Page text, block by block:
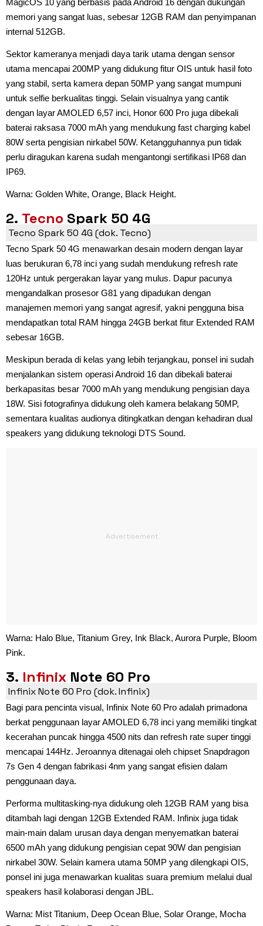
memori yang sangat luas, sebesar 12GB RAM dan penyimpanan
internal 512GB.
Sektor kameranya menjadi daya tarik utama dengan sensor
utama mencapai 200MP yang didukung fitur OIS untuk hasil foto
yang stabil, serta kamera depan 50MP yang sangat mumpuni
untuk selfie berkualitas tinggi. Selain visualnya yang cantik
dengan layar AMOLED 6,57 inci, Honor 600 Pro juga dibekali
baterai raksasa 7000 mAh yang mendukung fast charging kabel
80W serta pengisian nirkabel 50W. Ketangguhannya pun tidak
perlu diragukan karena sudah mengantongi sertifikasi IP68 dan
IP69.
Warna: Golden White, Orange, Black Height.
2. Tecno Spark 50 4G
Tecno Spark 50 4G (dok. Tecno)
Tecno Spark 50 4G menawarkan desain modern dengan layar
luas berukuran 6,78 inci yang sudah mendukung refresh rate
120Hz untuk pergerakan layar yang mulus. Dapur pacunya
mengandalkan prosesor G81 yang dipadukan dengan
manajemen memori yang sangat agresif, yakni pengguna bisa
mendapatkan total RAM hingga 24GB berkat fitur Extended RAM
sebesar 16GB.
Meskipun berada di kelas yang lebih terjangkau, ponsel ini sudah
menjalankan sistem operasi Android 16 dan dibekali baterai
berkapasitas besar 7000 mAh yang mendukung pengisian daya
18W. Sisi fotografinya didukung oleh kamera belakang 50MP,
sementara kualitas audionya ditingkatkan dengan kehadiran dual
speakers yang didukung teknologi DTS Sound.
Warna: Halo Blue, Titanium Grey, Ink Black, Aurora Purple, Bloom
Pink.
3. Infinix Note 60 Pro
Infinix Note 60 Pro (dok. Infinix)
Bagi para pencinta visual, Infinix Note 60 Pro adalah primadona
berkat penggunaan layar AMOLED 6,78 inci yang memiliki tingkat
kecerahan puncak hingga 4500 nits dan refresh rate super tinggi
mencapai 144Hz. Jeroannya ditenagai oleh chipset Snapdragon
7s Gen 4 dengan fabrikasi 4nm yang sangat efisien dalam
penggunaan daya.
Performa multitasking-nya didukung oleh 12GB RAM yang bisa
ditambah lagi dengan 12GB Extended RAM. Infinix juga tidak
main-main dalam urusan daya dengan menyematkan baterai
6500 mAh yang didukung pengisian cepat 90W dan pengisian
nirkabel 30W. Selain kamera utama 50MP yang dilengkapi OIS,
ponsel ini juga menawarkan kualitas suara premium melalui dual
speakers hasil kolaborasi dengan JBL.
Warna: Mist Titanium, Deep Ocean Blue, Solar Orange, Mocha